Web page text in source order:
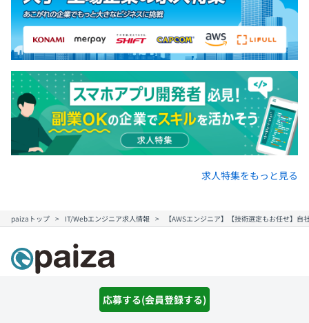
応募する(会員登録する)
求人特集をもっと見る
paizaトップ IT/Webエンジニア求人情報 【AWSエンジニア】【技術選定もお任せ】